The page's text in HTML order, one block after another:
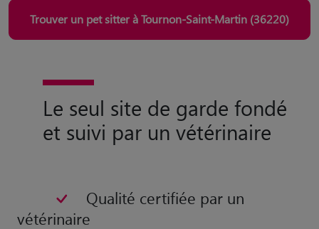
Trouver un pet sitter à Tournon-Saint-Martin (36220)
Le seul site de garde fondé
et suivi par un vétérinaire
Qualité certifiée par un
vétérinaire